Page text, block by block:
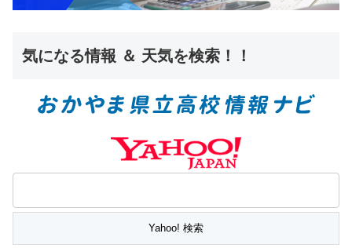
気になる情報 ＆ 天気を検索！！